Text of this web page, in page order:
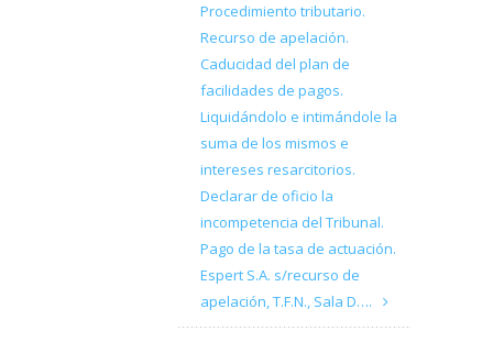
Procedimiento tributario.
Recurso de apelación.
Caducidad del plan de
facilidades de pagos.
Liquidándolo e intimándole la
suma de los mismos e
intereses resarcitorios.
Declarar de oficio la
incompetencia del Tribunal.
Pago de la tasa de actuación.
Espert S.A. s/recurso de
apelación, T.F.N., Sala D….